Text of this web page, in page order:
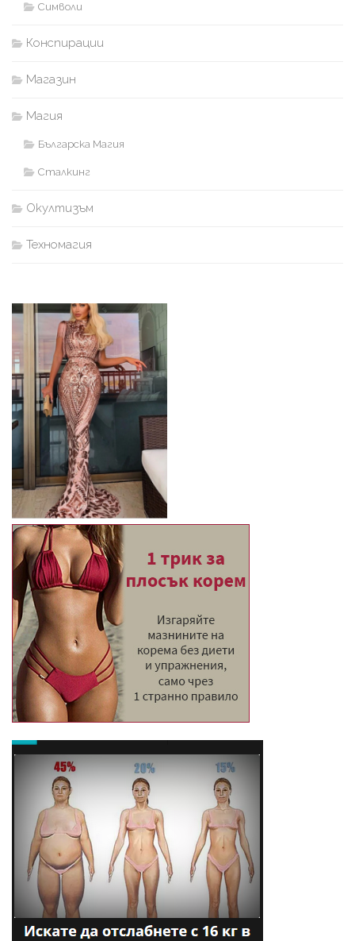
Символи
Конспирации
Магазин
Магия
Българска Магия
Сталкинг
Окултизъм
Техномагия